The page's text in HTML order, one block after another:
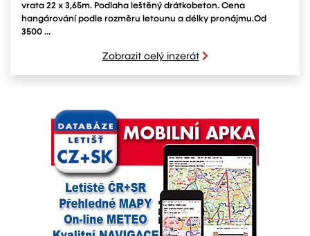
vrata 22 x 3,65m. Podlaha leštěný drátkobeton. Cena
hangárování podle rozměru letounu a délky pronájmu.Od
3500 ...
Zobrazit celý inzerát